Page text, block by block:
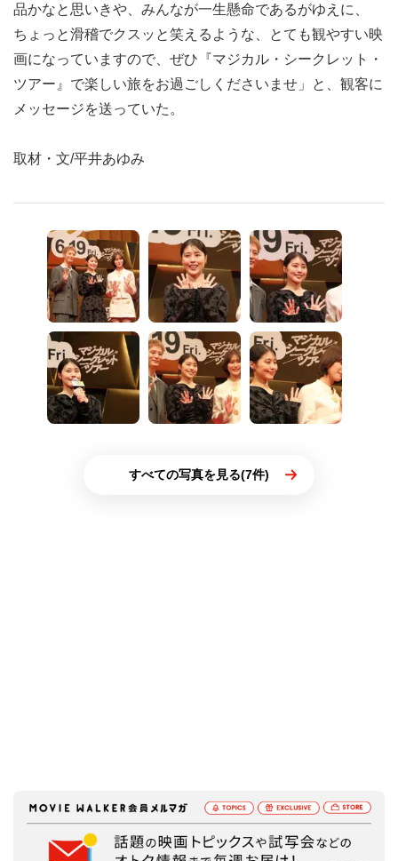
品かなと思いきや、みんなが一生懸命であるがゆえに、
ちょっと滑稽でクスッと笑えるような、とても観やすい映
画になっていますので、ぜひ『マジカル・シークレット・
ツアー』で楽しい旅をお過ごしくださいませ」と、観客に
メッセージを送っていた。
取材・文/平井あゆみ
すべての写真を見る(7件)